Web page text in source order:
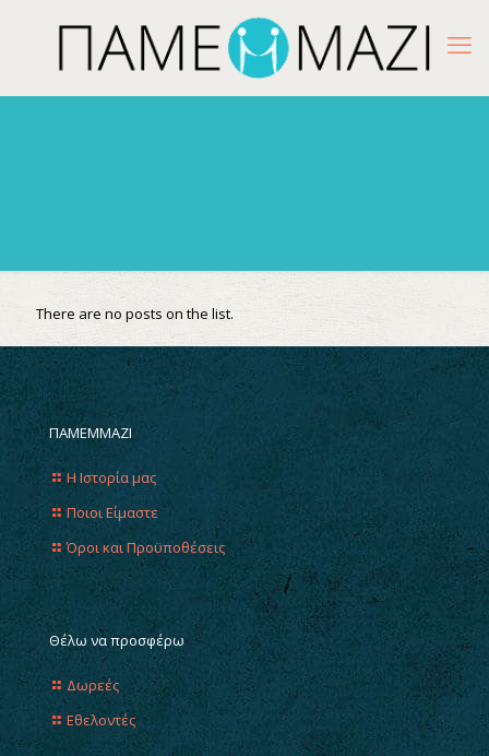
There are no posts on the list.
ΠΑΜΕΜΜΑΖΙ
Η Ιστορία μας
Ποιοι Είμαστε
Όροι και Προϋποθέσεις
Θέλω να προσφέρω
Δωρεές
Εθελοντές